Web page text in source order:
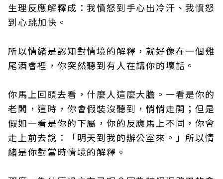
生理反應解釋成：我憤怒到手心出冷汗、我憤怒
到心跳加快。
所以情緒是認知對情境的解釋，就好像在一個雞
尾酒會裡，你突然聽到有人在講你的壞話。
你馬上回頭去看，什麼人這麼大膽。一看是你的
老闆，這時，你會假裝沒聽到，悄悄走開；但是
假如一看是你的下屬，你的反應馬上不同，你會
走上前去說：「明天到我的辦公室來。」所以情
緒是你對當時情境的解釋。